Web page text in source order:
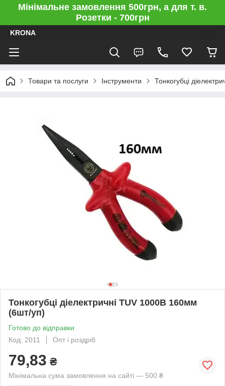
Мінімальне замовлення 500грн, а для т. в.
Розетки - 700грн
KRONA
Товари та послуги Інструменти Тонкогубці
Тонкогубці діелектричні TUV 1000В 160мм
(6шт/уп)
Готово до відправки
Код: 2011
Опт і роздріб
79,83 ₴
Мінімальна сума замовлення на сайті — 500 ₴